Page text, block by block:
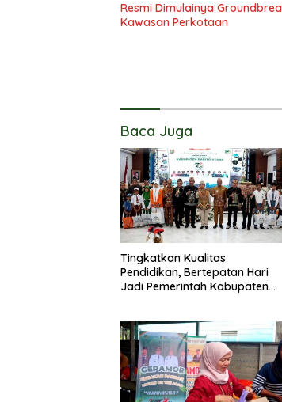
Resmi Dimulainya
Kawasan Perkotaan
Baca Juga
Tingkatkan Kualitas
Pendidikan, Bertepatan Hari
Jadi Pemerintah Kabupaten